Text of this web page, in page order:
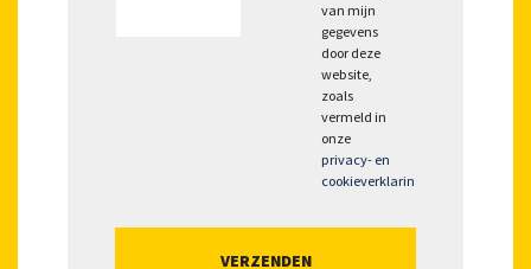
van mijn
gegevens
door deze
website,
zoals
vermeld in
onze
privacy- en
cookieverklaring